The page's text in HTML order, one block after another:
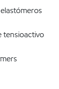
tensioactivo